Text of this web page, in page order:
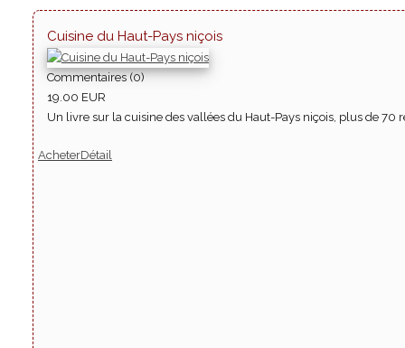
Cuisine du Haut-Pays niçois
Commentaires (0)
19.00 EUR
Un livre sur la cuisine des vallées du Haut-Pays niçois, plus de
AcheterDétail